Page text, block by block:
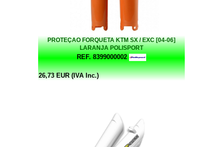
PROTEÇAO FORQUETA KTM SX / EXC [04-06]
LARANJA POLISPORT
REF. 8399000002
26,73 EUR (IVA Inc.)